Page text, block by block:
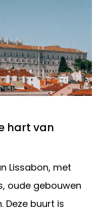
hart van
Lissabon, met
oude gebouwen
Deze buurt is